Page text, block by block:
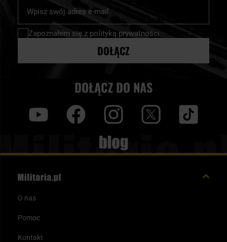
nasz
newsletter:
Zapoznałem się z polityką prywatności
DOŁĄCZ
DOŁĄCZ DO NAS
Blog
O nas
Pomoc
Kontakt